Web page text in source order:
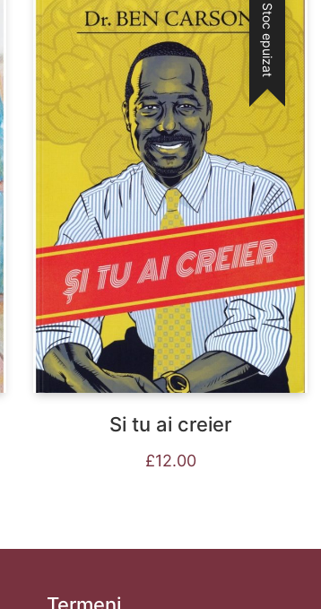
Stoc epuizat
Si tu ai creier
£12.00